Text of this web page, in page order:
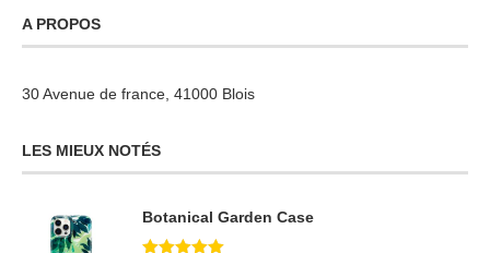
A PROPOS
30 Avenue de france, 41000 Blois
LES MIEUX NOTÉS
Botanical Garden Case